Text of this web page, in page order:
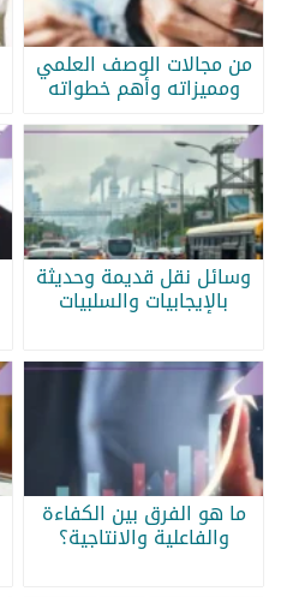
من مجالات الوصف العلمي
ومميزاته وأهم خطواته
وسائل نقل قديمة وحديثة
بالإيجابيات والسلبيات
ما هو الفرق بين الكفاءة
والفاعلية والانتاجية؟